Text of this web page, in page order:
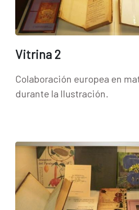
Vitrina 2
Colaboración europea en
durante la Ilustración.